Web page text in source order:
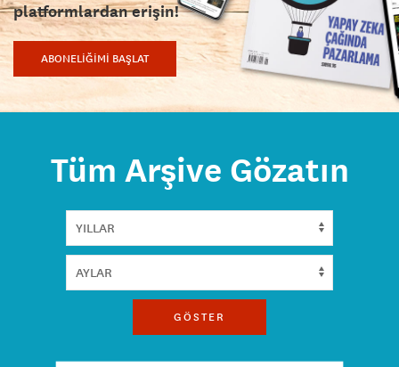
platformlardan erişin!
ABONELİĞİMİ BAŞLAT
Tüm Arşive Gözatın
GÖSTER